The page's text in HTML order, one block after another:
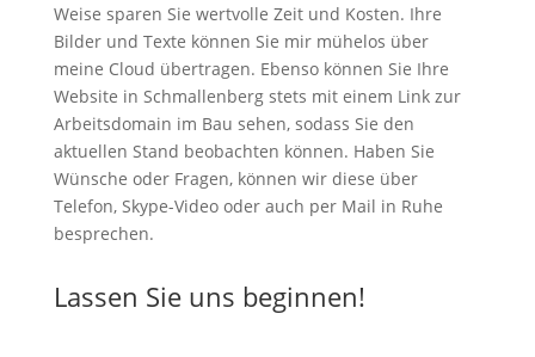
Weise sparen Sie wertvolle Zeit und Kosten. Ihre
Bilder und Texte können Sie mir mühelos über
meine Cloud übertragen. Ebenso können Sie Ihre
Website in Schmallenberg stets mit einem Link zur
Arbeitsdomain im Bau sehen, sodass Sie den
aktuellen Stand beobachten können. Haben Sie
Wünsche oder Fragen, können wir diese über
Telefon, Skype-Video oder auch per Mail in Ruhe
besprechen.
Lassen Sie uns beginnen!